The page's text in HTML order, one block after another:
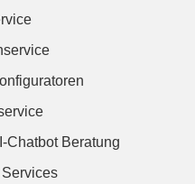
Chatbot Beratung